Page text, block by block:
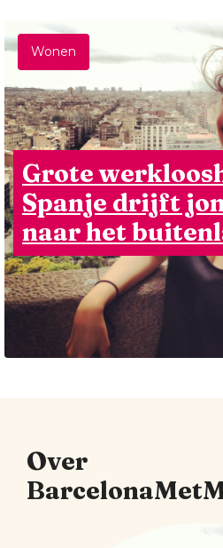
Wonen
Grote
Spanje drijft
naar het
Over